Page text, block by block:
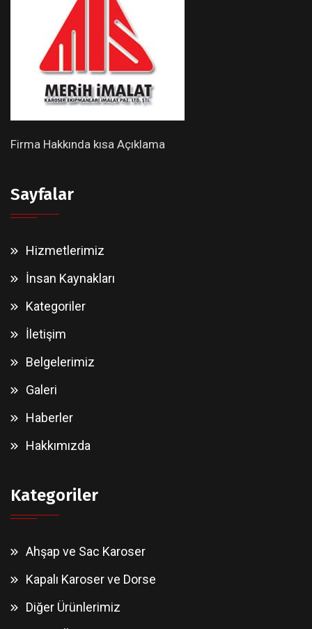
Firma Hakkında kısa Açıklama
Sayfalar
Hizmetlerimiz
İnsan Kaynakları
Kategoriler
İletişim
Belgelerimiz
Galeri
Haberler
Hakkımızda
Kategoriler
Ahşap ve Sac Karoser
Kapalı Karoser ve Dorse
Diğer Ürünlerimiz